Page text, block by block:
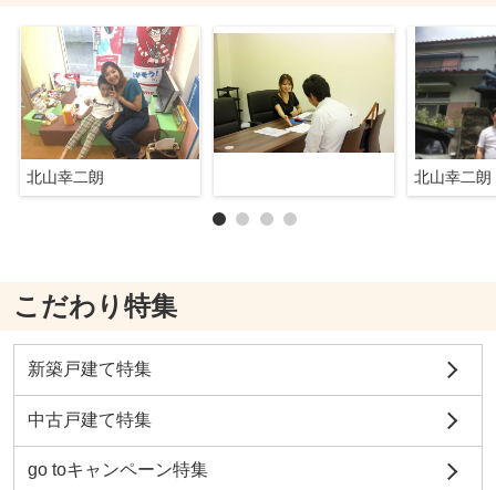
北山幸二朗 北山幸二朗
こだわり特集
新築戸建て特集
中古戸建て特集
go toキャンペーン特集